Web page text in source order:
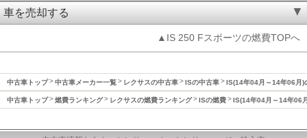
車を売却する
▲IS 250 Fスポーツの燃費TOPへ
中古車トップ 中古車メーカー一覧 レクサスの中古車 ISの中古車 IS(14年04月～14年06月)
中古車トップ 燃費ランキング レクサスの燃費ランキング ISの燃費 IS(14年04月～14年06